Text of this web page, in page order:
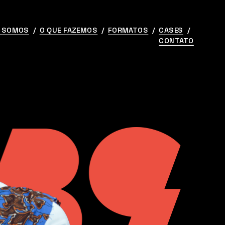
  /
O QUE FAZEMOS
  /
FORMATOS
  /
CASES
  /
CONTATO